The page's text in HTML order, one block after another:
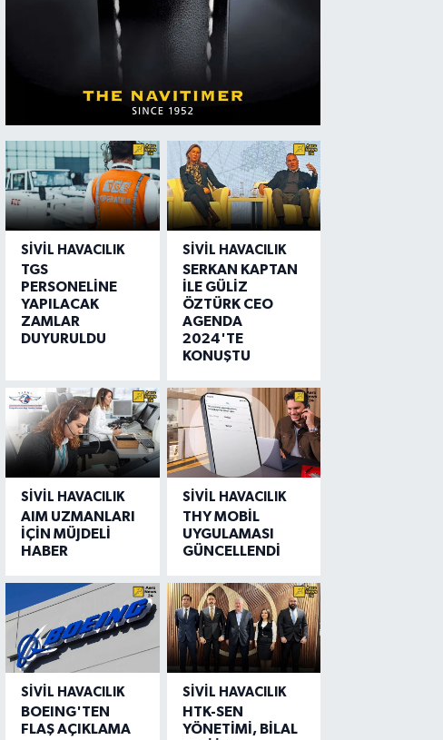
SIVIL HAVACILIK
TGS
PERSONELİNE
YAPILACAK
ZAMLAR
DUYURULDU
SIVIL HAVACILIK
SERKAN KAPTAN
İLE GÜLİZ
ÖZTÜRK CEO
AGENDA
2024'TE
KONUŞTU
SIVIL HAVACILIK
AIM UZMANLARI
İÇİN MÜJDELİ
HABER
SIVIL HAVACILIK
THY MOBİL
UYGULAMASI
GÜNCELLENDİ
SIVIL HAVACILIK
BOEING'TEN
FLAŞ AÇIKLAMA
SIVIL HAVACILIK
HTK-SEN
YÖNETİMİ, BİLAL